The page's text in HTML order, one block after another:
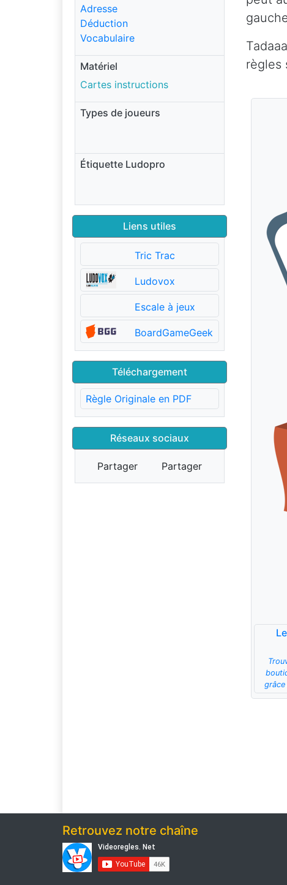
Adresse
Déduction
Vocabulaire
Matériel
Cartes instructions
Types de joueurs
Étiquette Ludopro
Liens utiles
Tric Trac
Ludovox
Escale à jeux
BoardGameGeek
Téléchargement
Règle Originale en PDF
Réseaux sociaux
Partager Partager
règles
Retrouvez notre chaîne